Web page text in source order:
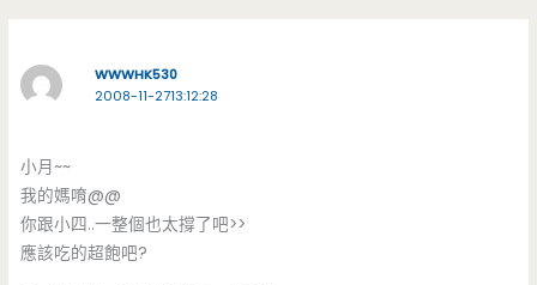
WWWHK530
2008-11-2713:12:28
小月~~
我的媽唷@@
你跟小四..一整個也太撐了吧>>
應該吃的超飽吧?